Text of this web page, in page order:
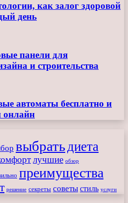
как залог здоровой
день
панели для
и строительства
автоматы бесплатно и
онлайн
выбратьдиета
лучшие обзор
преимущества
решение секреты советы стиль услуги